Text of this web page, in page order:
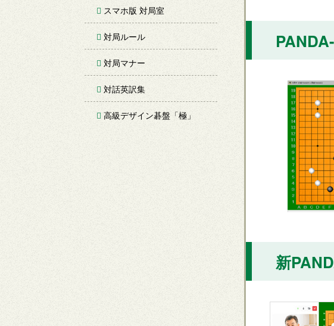
スマホ版 対局室
対局ルール
対局マナー
対話英訳集
高級デザイン碁盤「極」
新